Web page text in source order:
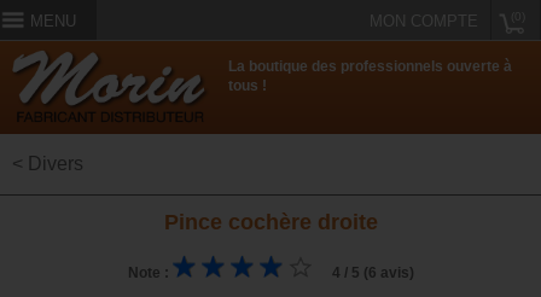
MENU MON COMPTE
La boutique des professionnels ouverte à
tous !
< Divers
Pince cochère droite
Note : 4 / 5 (6 avis)